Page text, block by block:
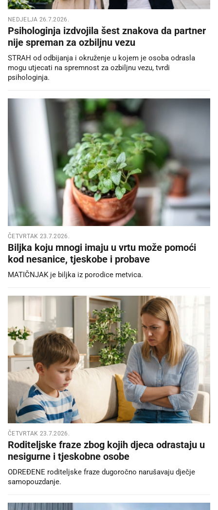
NEDJELJA 26.7.2026.
Psihologinja izdvojila šest znakova da partner
nije spreman za ozbiljnu vezu
STRAH od odbijanja i okruženje u kojem je osoba odrasla
mogu utjecati na spremnost za ozbiljnu vezu, tvrdi
psihologinja.
ČETVRTAK 23.7.2026.
Biljka koju mnogi imaju u vrtu može pomoći
kod nesanice, tjeskobe i probave
MATIČNJAK je biljka iz porodice metvica.
ČETVRTAK 23.7.2026.
Roditeljske fraze zbog kojih djeca odrastaju u
nesigurne i tjeskobne osobe
ODREĐENE roditeljske fraze dugoročno narušavaju dječje
samopouzdanje.